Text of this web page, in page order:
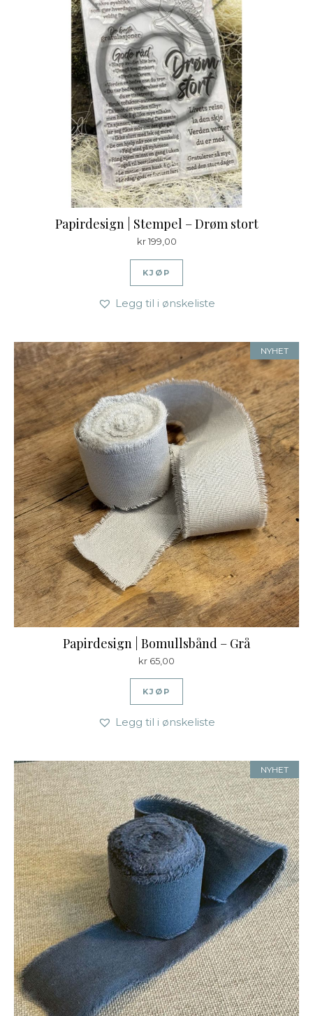
Papirdesign | Stempel – Drøm stort
kr199,00
KJØP
Legg til i ønskeliste
NYHET
Papirdesign | Bomullsbånd – Grå
kr 65,00
KJØP
Legg til i ønskeliste
NYHET